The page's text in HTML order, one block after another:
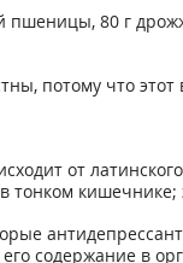
80 г
потому что
от
содержание в